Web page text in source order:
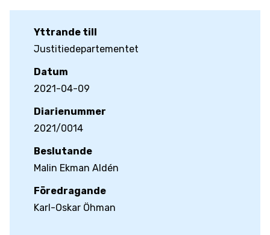
Yttrande till
Justitiedepartementet
Datum
2021-04-09
Diarienummer
2021/0014
Beslutande
Malin Ekman Aldén
Föredragande
Karl-Oskar Öhman